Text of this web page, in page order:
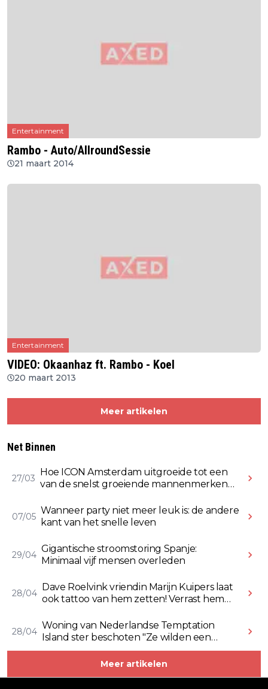
Entertainment
Rambo - Auto/AllroundSessie
21 maart 2014
Entertainment
VIDEO: Okaanhaz ft. Rambo - Koel
20 maart 2013
Meer artikelen
Net Binnen
27/03
Hoe ICON Amsterdam uitgroeide tot een
van de snelst groeiende mannenmerken
07/05
Wanneer party niet meer leuk is: de andere
kant van het snelle leven
29/04
Gigantische stroomstoring Spanje:
Minimaal vijf mensen overleden
28/04
Dave Roelvink vriendin Marijn Kuipers laat
ook tattoo van hem zetten! Verrast hem
28/04
Woning van Nederlandse Temptation
Island ster beschoten "Ze wilden een
Rolex stelen" (Video)
Meer artikelen